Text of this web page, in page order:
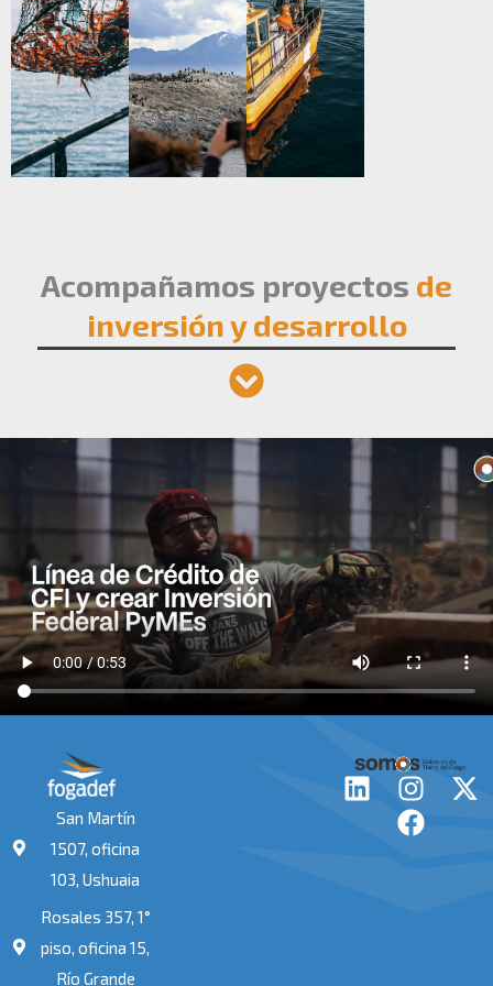
Acompañamos proyectos de
inversión y desarrollo
San Martín
1507, oficina
103, Ushuaia
Rosales 357, 1°
piso, oficina 15,
Río Grande
L
I
n
s
X
F
a
c